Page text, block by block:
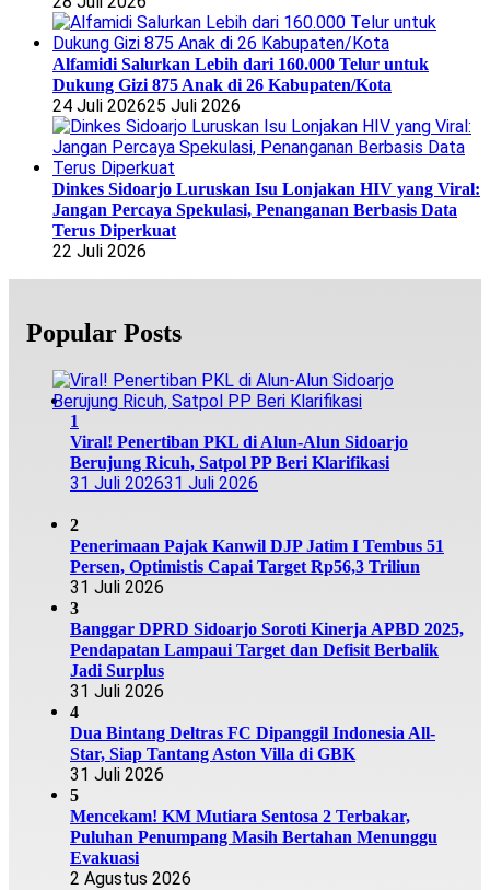
Alfamidi Salurkan Lebih dari 160.000 Telur untuk
Dukung Gizi 875 Anak di 26 Kabupaten/Kota
24 Juli 202625 Juli 2026
Dinkes Sidoarjo Luruskan Isu Lonjakan HIV yang Viral:
Jangan Percaya Spekulasi, Penanganan Berbasis Data
Terus Diperkuat
22 Juli 2026
Popular Posts
1
Viral! Penertiban PKL di Alun-Alun Sidoarjo
Berujung Ricuh, Satpol PP Beri Klarifikasi
31 Juli 202631 Juli 2026
2
Penerimaan Pajak Kanwil DJP Jatim I Tembus 51
Persen, Optimistis Capai Target Rp56,3 Triliun
31 Juli 2026
3
Banggar DPRD Sidoarjo Soroti Kinerja APBD 2025,
Pendapatan Lampaui Target dan Defisit Berbalik
Jadi Surplus
31 Juli 2026
4
Dua Bintang Deltras FC Dipanggil Indonesia All-
Star, Siap Tantang Aston Villa di GBK
31 Juli 2026
5
Mencekam! KM Mutiara Sentosa 2 Terbakar,
Puluhan Penumpang Masih Bertahan Menunggu
Evakuasi
2 Agustus 2026